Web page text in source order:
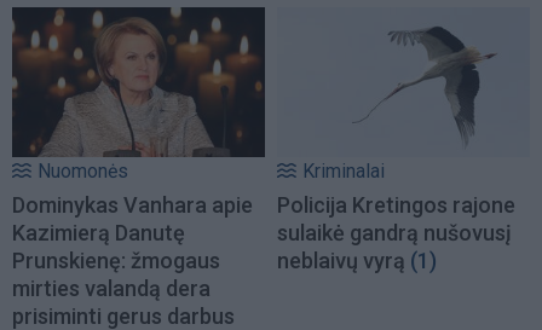
Nuomonės
Dominykas Vanhara apie
Kazimierą Danutę
Prunskienę: žmogaus
mirties valandą dera
prisiminti gerus darbus
Kriminalai
Policija Kretingos rajone
sulaikė gandrą nušovusį
neblaivų vyrą (1)